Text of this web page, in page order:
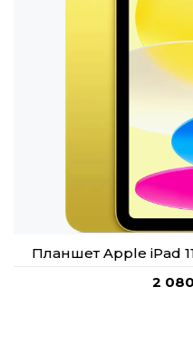
Планшет Apple iPad
2